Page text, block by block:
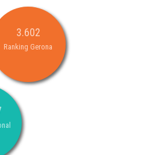
3.602
Ranking Gerona